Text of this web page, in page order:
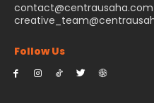
contact@centrausaha.com
Follow Us